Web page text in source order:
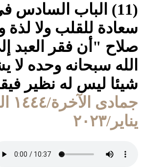
(11) الباب السادس
سعادة للقلب ولا لذة
صلاح "أن فقر العبد
الله سبحانه وحده لا
شيئا ليس له نظير
يناير/٢٠٢٣